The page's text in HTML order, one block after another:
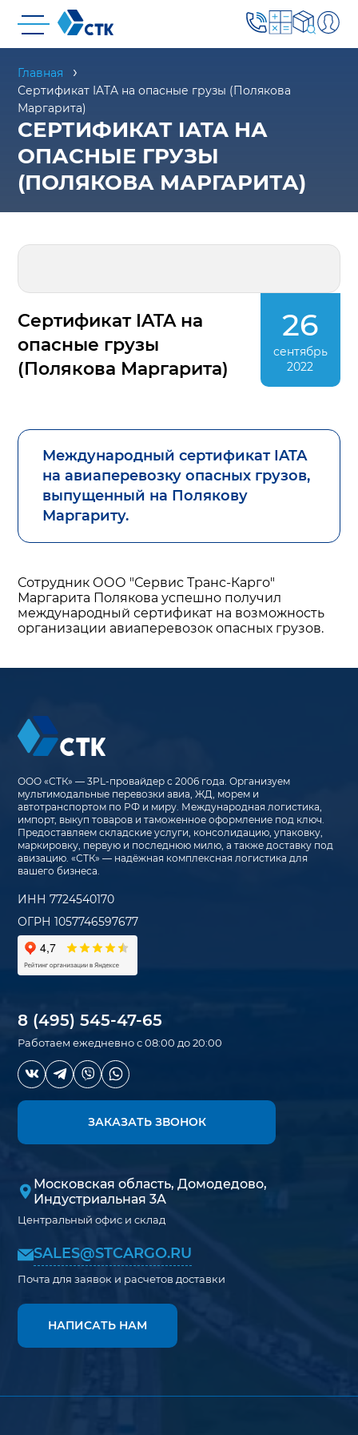
Главная
Сертификат IATA на опасные грузы (Полякова
Маргарита)
СЕРТИФИКАТ IATA НА
ОПАСНЫЕ ГРУЗЫ
(ПОЛЯКОВА МАРГАРИТА)
Сертификат IATA на
опасные грузы
(Полякова Маргарита)
26
сентябрь
2022
Международный сертификат IATA
на авиаперевозку опасных грузов,
выпущенный на Полякову
Маргариту.
Сотрудник ООО "Сервис Транс-Карго"
Маргарита Полякова успешно получил
международный сертификат на возможность
организации авиаперевозок опасных грузов.
ООО «СТК» — 3PL-провайдер с 2006 года. Организуем
мультимодальные перевозки авиа, ЖД, морем и
автотранспортом по РФ и миру. Международная логистика,
импорт, выкуп товаров и таможенное оформление под ключ.
Предоставляем складские услуги, консолидацию, упаковку,
маркировку, первую и последнюю милю, а также доставку под
авизацию. «СТК» — надёжная комплексная логистика для
вашего бизнеса.
ИНН 7724540170
ОГРН 1057746597677
8 (495) 545-47-65
Работаем ежедневно с 08:00 до 20:00
ЗАКАЗАТЬ ЗВОНОК
Московская область, Домодедово,
Индустриальная 3А
Центральный офис и склад
SALES@STCARGO.RU
Почта для заявок и расчетов доставки
НАПИСАТЬ НАМ